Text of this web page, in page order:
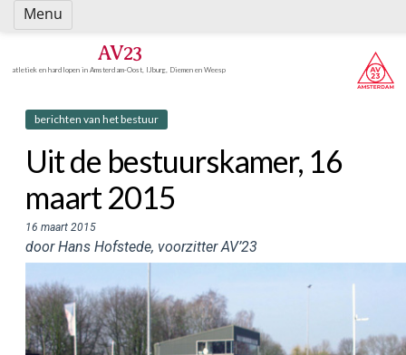
Spring
naar
AV23
atletiek en hardlopen in Amsterdam-Oost, IJburg, Diemen en Weesp
berichten van het bestuur
Uit de bestuurskamer, 16
maart 2015
16 maart 2015
door Hans Hofstede, voorzitter AV’23
Menu